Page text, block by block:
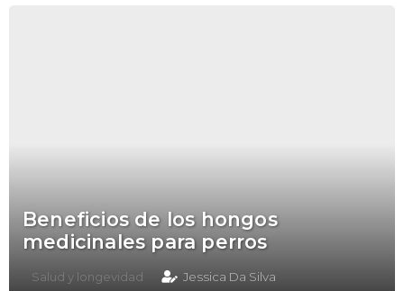
Beneficios de los hongos
medicinales para perros
Salud y longevidad Jessica Da Silva